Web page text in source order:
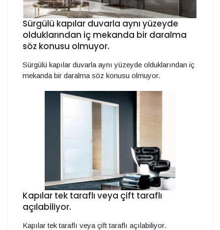
Sürgülü kapılar duvarla aynı yüzeyde
olduklarından iç mekanda bir daralma
söz konusu olmuyor.
Sürgülü kapılar duvarla aynı yüzeyde olduklarından iç
mekanda bir daralma söz konusu olmuyor.
Kapılar tek taraflı veya çift taraflı
açılabiliyor.
Kapılar tek taraflı veya çift taraflı açılabiliyor.